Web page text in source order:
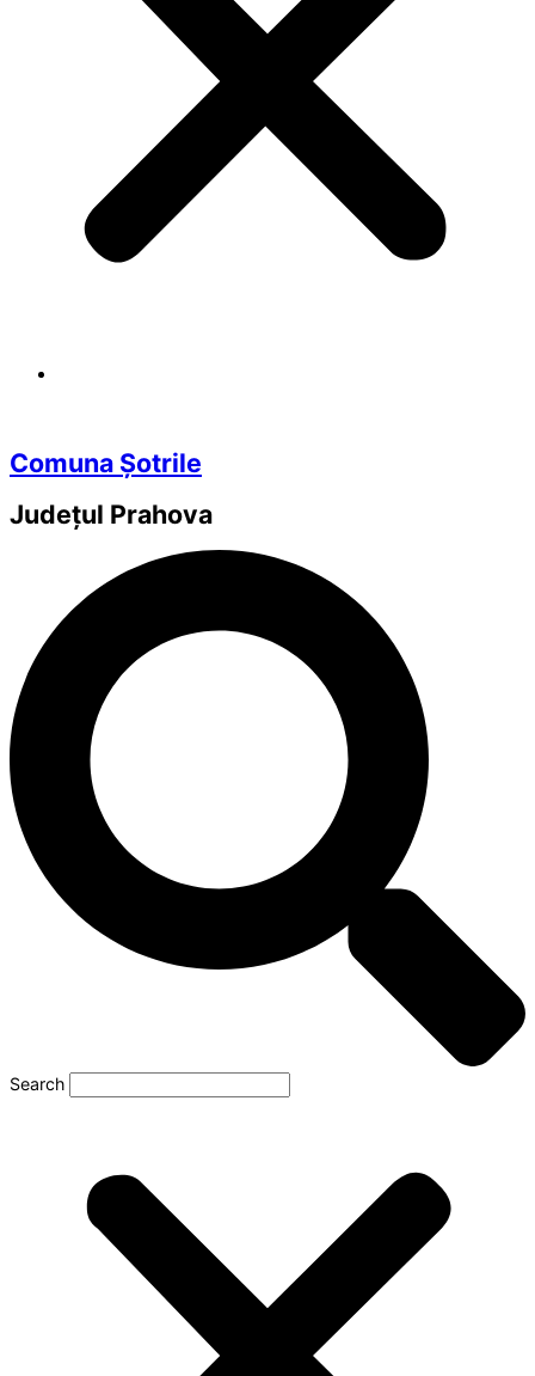
Comuna Șotrile
Județul Prahova
Search